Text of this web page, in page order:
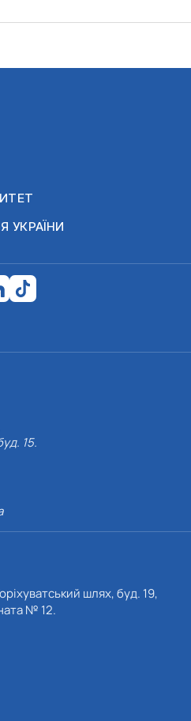
УКРАЇНИ
15.
шлях, буд. 19,
№ 12.